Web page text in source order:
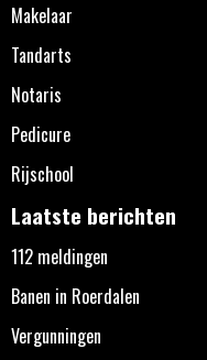
Makelaar
Tandarts
Notaris
Pedicure
Rijschool
Laatste berichten
112 meldingen
Banen in Roerdalen
Vergunningen